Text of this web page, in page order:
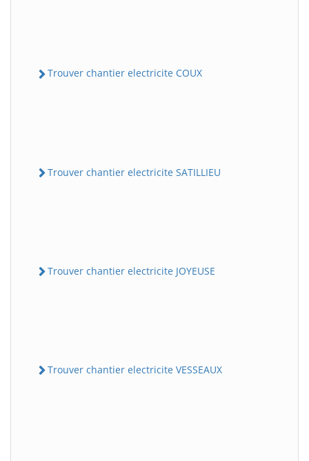
Trouver chantier electricite COUX
Trouver chantier electricite SATILLIEU
Trouver chantier electricite JOYEUSE
Trouver chantier electricite VESSEAUX